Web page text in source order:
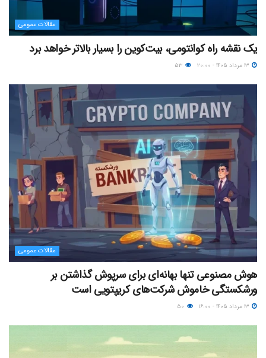
مقالات عمومی
یک نقشه راه کوانتومی، بیت‌کوین را بسیار بالاتر خواهد برد
مقالات عمومی
هوش مصنوعی تنها بهانه‌ای برای سرپوش گذاشتن بر
ورشکستگی خاموش شرکت‌های کریپتویی است